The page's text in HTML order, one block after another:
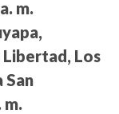
m.
Los
San
m.